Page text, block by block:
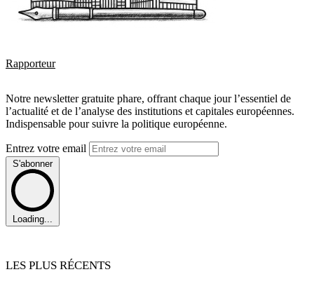
Rapporteur
Notre newsletter gratuite phare, offrant chaque jour l’essentiel de
l’actualité et de l’analyse des institutions et capitales européennes.
Indispensable pour suivre la politique européenne.
Entrez votre email
S'abonner
Loading...
LES PLUS RÉCENTS